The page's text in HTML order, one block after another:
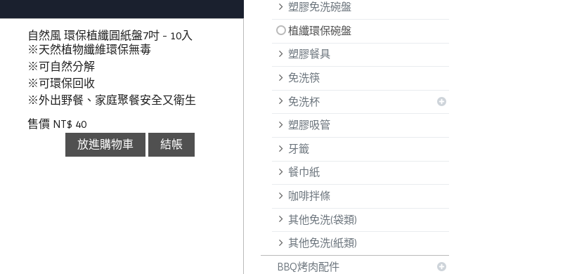
塑膠免洗碗盤
植纖環保碗盤
塑膠餐具
免洗筷
免洗杯
塑膠吸管
牙籤
餐巾紙
咖啡拌條
其他免洗(袋類)
其他免洗(紙類)
BBQ烤肉配件
自然風 環保植纖圓紙盤7吋 - 10入
※天然植物纖維環保無毒
※可自然分解
※可環保回收
※外出野餐、家庭聚餐安全又衛生
售價 NT$ 40